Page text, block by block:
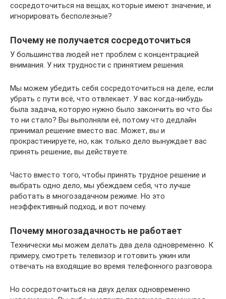
сосредоточиться на вещах, которые имеют значение, и
игнорировать бесполезные?
Почему не получается сосредоточиться
У большинства людей нет проблем с концентрацией
внимания. У них трудности с принятием решения.
Мы можем убедить себя сосредоточиться на деле, если
убрать с пути всё, что отвлекает. У вас когда-нибудь
была задача, которую нужно было закончить во что бы
то ни стало? Вы выполняли её, потому что дедлайн
принимал решение вместо вас. Может, вы и
прокрастинируете, но, как только дело вынуждает вас
принять решение, вы действуете.
Часто вместо того, чтобы принять трудное решение и
выбрать одно дело, мы убеждаем себя, что лучше
работать в многозадачном режиме. Но это
неэффективный подход, и вот почему.
Почему многозадачность не работает
Технически мы можем делать два дела одновременно. К
примеру, смотреть телевизор и готовить ужин или
отвечать на входящие во время телефонного разговора.
Но сосредоточиться на двух делах одновременно